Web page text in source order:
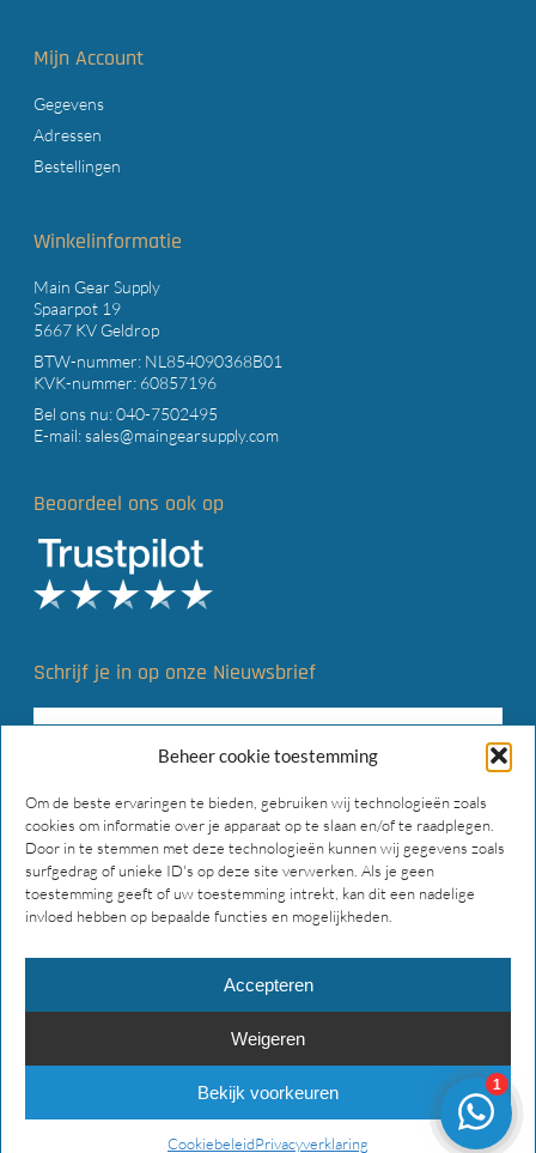
Beheer cookie toestemming
Om de beste ervaringen te bieden, gebruiken wij technologieën zoals
cookies om informatie over je apparaat op te slaan en/of te raadplegen.
Door in te stemmen met deze technologieën kunnen wij gegevens zoals
surfgedrag of unieke ID's op deze site verwerken. Als je geen
toestemming geeft of uw toestemming intrekt, kan dit een nadelige
invloed hebben op bepaalde functies en mogelijkheden.
Accepteren
Weigeren
Bekijk voorkeuren
CookiebeleidPrivacyverklaring
Mijn Account
Gegevens
Adressen
Bestellingen
Winkelinformatie
Main Gear Supply
Spaarpot 19
5667 KV Geldrop
BTW-nummer: NL854090368B01
KVK-nummer: 60857196
Bel ons nu:040-7502495
E-mail:sales@maingearsupply.com
Beoordeel ons ook op
Schrijf je in op onze Nieuwsbrief